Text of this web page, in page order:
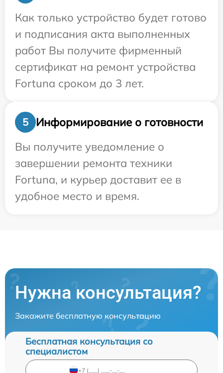
Как только устройство будет готово
и подписания акта выполненных
работ Вы получите фирменный
сертификат на ремонт устройства
Fortuna сроком до 3 лет.
5
Информирование о готовности
Вы получите уведомление о
завершении ремонта техники
Fortuna, и курьер доставит ее в
удобное место и время.
Нужна консультация?
Закажите бесплатную консультацию
Бесплатная консультация со
специалистом